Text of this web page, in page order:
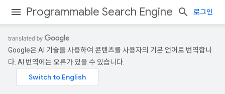
Programmable Search Engine 로그인
Google은 AI 기술을 사용하여 콘텐츠를 사용자의 기본 언어로 번역합니
다. AI 번역에는 오류가 있을 수 있습니다.